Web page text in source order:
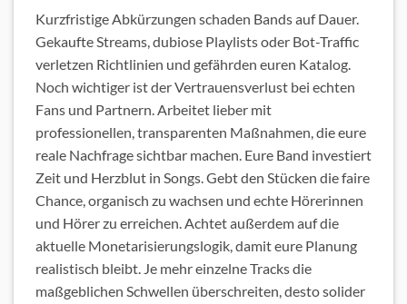
Kurzfristige Abkürzungen schaden Bands auf Dauer.
Gekaufte Streams, dubiose Playlists oder Bot-Traffic
verletzen Richtlinien und gefährden euren Katalog.
Noch wichtiger ist der Vertrauensverlust bei echten
Fans und Partnern. Arbeitet lieber mit
professionellen, transparenten Maßnahmen, die eure
reale Nachfrage sichtbar machen. Eure Band investiert
Zeit und Herzblut in Songs. Gebt den Stücken die faire
Chance, organisch zu wachsen und echte Hörerinnen
und Hörer zu erreichen. Achtet außerdem auf die
aktuelle Monetarisierungslogik, damit eure Planung
realistisch bleibt. Je mehr einzelne Tracks die
maßgeblichen Schwellen überschreiten, desto solider